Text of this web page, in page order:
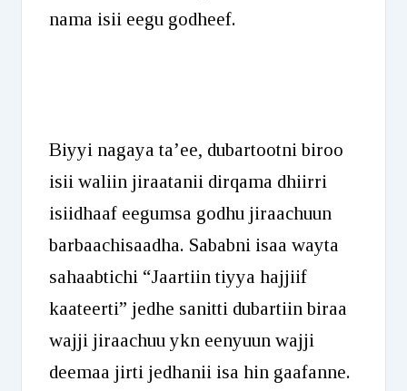
nama isii eegu godheef.
Biyyi nagaya ta’ee, dubartootni biroo
isii waliin jiraatanii dirqama dhiirri
isiidhaaf eegumsa godhu jiraachuun
barbaachisaadha. Sababni isaa wayta
sahaabtichi “Jaartiin tiyya hajjiif
kaateerti” jedhe sanitti dubartiin biraa
wajji jiraachuu ykn eenyuun wajji
deemaa jirti jedhanii isa hin gaafanne.